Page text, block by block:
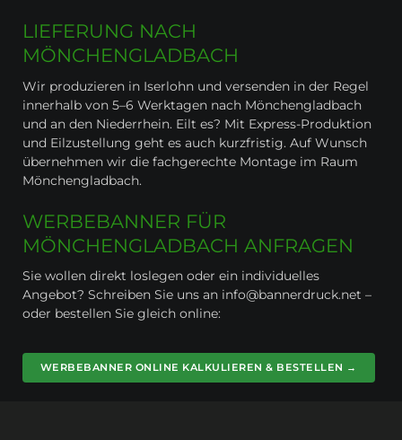
LIEFERUNG NACH
MÖNCHENGLADBACH
Wir produzieren in Iserlohn und versenden in der Regel
innerhalb von 5–6 Werktagen nach Mönchengladbach
und an den Niederrhein. Eilt es? Mit Express-Produktion
und Eilzustellung geht es auch kurzfristig. Auf Wunsch
übernehmen wir die fachgerechte Montage im Raum
Mönchengladbach.
WERBEBANNER FÜR
MÖNCHENGLADBACH ANFRAGEN
Sie wollen direkt loslegen oder ein individuelles
Angebot? Schreiben Sie uns an info@bannerdruck.net –
oder bestellen Sie gleich online:
WERBEBANNER ONLINE KALKULIEREN & BESTELLEN →